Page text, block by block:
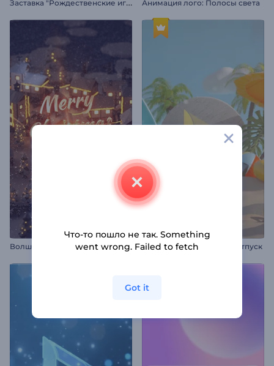
Анимация лого: Полосы света
В
олшебная рождественская деревушка Анимация лого: Летний отпуск
Что-то пошло не так. Something
went wrong. Failed to fetch
Got it